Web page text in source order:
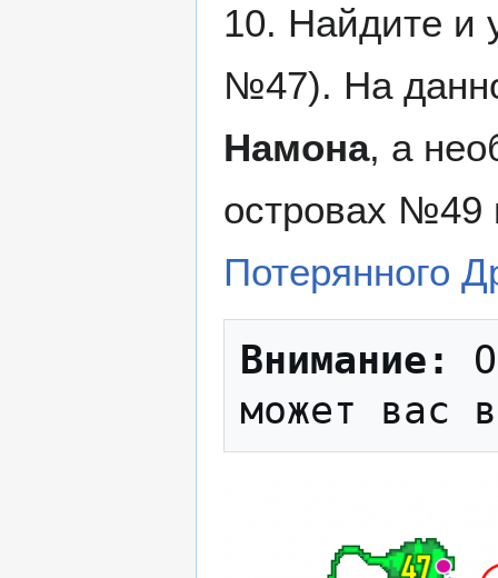
10. Найдите и
№47). На
Намона, а
островах №49
Потерянного
Внимание: